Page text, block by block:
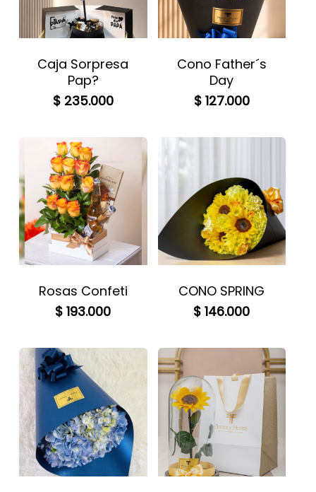
Caja Sorpresa
Pap?
$235.000
Cono Father´s
Day
$127.000
Rosas Confeti
$ 193.000
CONO SPRING
$ 146.000